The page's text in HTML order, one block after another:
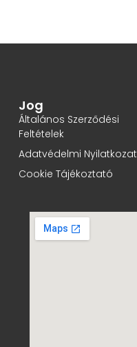
Jog
Általános Szerződési
Feltételek
Adatvédelmi Nyilatkozat
Cookie Tájékoztató